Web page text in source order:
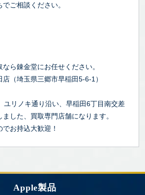
ご相談ください。
ら錬金堂にお任せください。
（埼玉県三郷市早稲田5-6-1）
ユリノキ通り沿い、早稲田6丁目南交差
した、買取専門店舗になります。
お持込大歓迎！
Apple製品